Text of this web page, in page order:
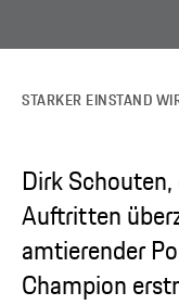
STARKER EINSTAND
Dirk
Auftritten
amtierender
Champion